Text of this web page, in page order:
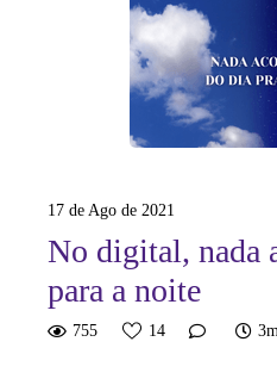
17 de Ago de 2021
No digital, nada
para a noite
755 14